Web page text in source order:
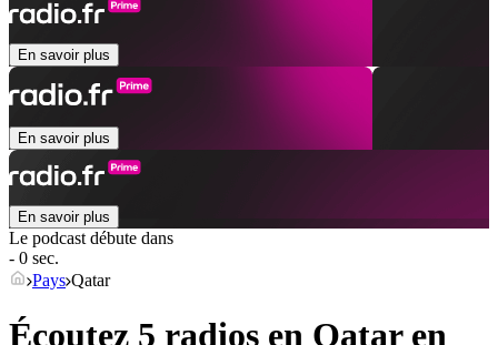
En savoir plus
En savoir plus
En savoir plus
Le podcast débute dans
- 0 sec.
Pays Qatar
Écoutez 5 radios en Qataren